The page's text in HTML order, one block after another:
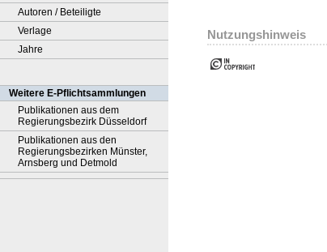
Autoren / Beteiligte
Verlage
Jahre
Weitere E-Pflichtsammlungen
Publikationen aus dem
Regierungsbezirk Düsseldorf
Publikationen aus den
Regierungsbezirken Münster,
Arnsberg und Detmold
Nutzungshinweis